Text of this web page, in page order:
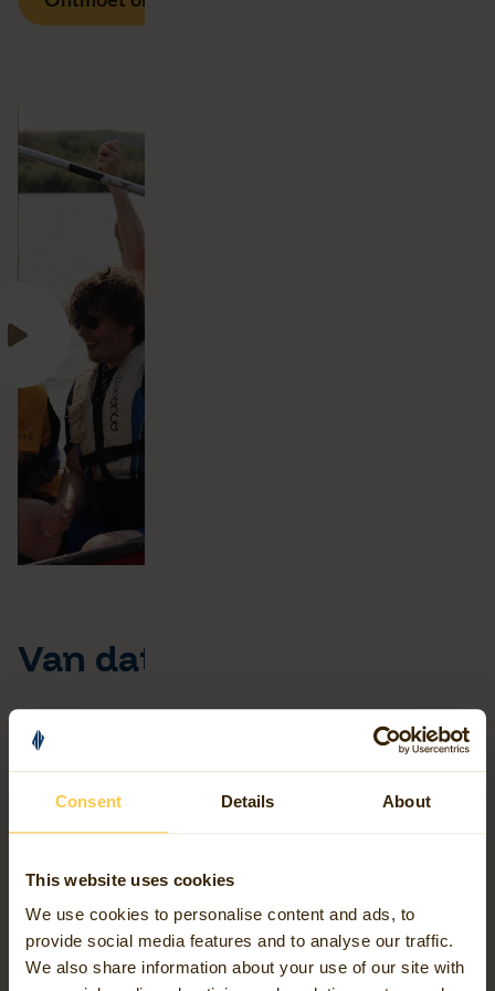
Consent Details About
This website uses cookies
We use cookies to personalise content and ads, to
provide social media features and to analyse our traffic.
We also share information about your use of our site with
Van data naar richting
In alles wat we doen geven we richting in een wereld
waarin data overvloedig is, maar waardevolle verbanden
voor onderbouwde keuzes, strategisch én operationeel.
toekomstbestendige wereld.
Dat doen we vanuit onze expertise in geospatial
intelligence: het snijvlak van geodata-expertise,